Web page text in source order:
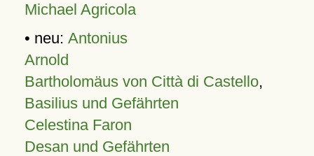
Michael Agricola
• neu: Antonius
Arnold
Bartholomäus von Città di Castello,
Basilius und Gefährten
Celestina Faron
Desan und Gefährten